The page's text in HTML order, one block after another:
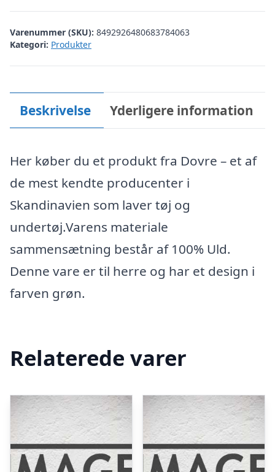
Varenummer (SKU): 8492926480683784063
Kategori: Produkter
Beskrivelse Yderligere information
Her køber du et produkt fra Dovre – et af
de mest kendte producenter i
Skandinavien som laver tøj og
undertøj.Varens materiale
sammensætning består af 100% Uld.
Denne vare er til herre og har et design i
farven grøn.
Relaterede varer